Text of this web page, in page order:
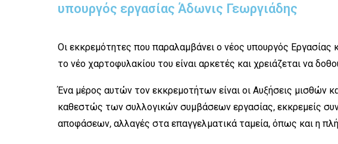
υπουργός εργασίας Άδωνις Γεωργιάδης
Οι εκκρεμότητες που παραλαμβάνει ο νέος υπουργός
το νέο χαρτοφυλακίου του είναι αρκετές και χρειάζεται να
Ένα μέρος αυτών τον εκκρεμοτήτων είναι οι Αυξήσεις μισθών
καθεστώς των συλλογικών συμβάσεων εργασίας, εκκρεμείς
αποφάσεων, αλλαγές στα επαγγελματικά ταμεία, όπως και η